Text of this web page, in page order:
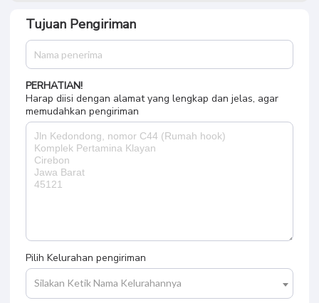
Tujuan Pengiriman
PERHATIAN!
Harap diisi dengan alamat yang lengkap dan jelas, agar
memudahkan pengiriman
Pilih Kelurahan pengiriman
Silakan Ketik Nama Kelurahannya